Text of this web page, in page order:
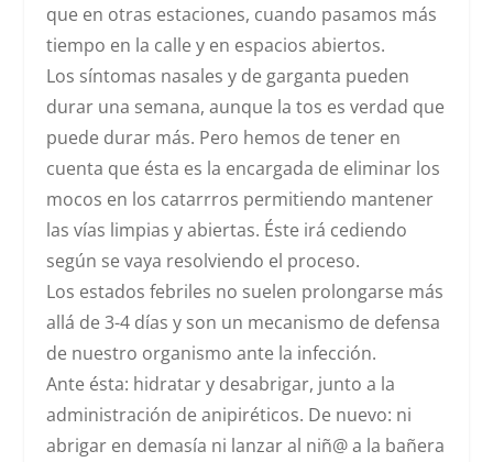
que en otras estaciones, cuando pasamos más
tiempo en la calle y en espacios abiertos.
Los síntomas nasales y de garganta pueden
durar una semana, aunque la tos es verdad que
puede durar más. Pero hemos de tener en
cuenta que ésta es la encargada de eliminar los
mocos en los catarrros permitiendo mantener
las vías limpias y abiertas. Éste irá cediendo
según se vaya resolviendo el proceso.
Los estados febriles no suelen prolongarse más
allá de 3-4 días y son un mecanismo de defensa
de nuestro organismo ante la infección.
Ante ésta: hidratar y desabrigar, junto a la
administración de anipiréticos. De nuevo: ni
abrigar en demasía ni lanzar al niñ@ a la bañera